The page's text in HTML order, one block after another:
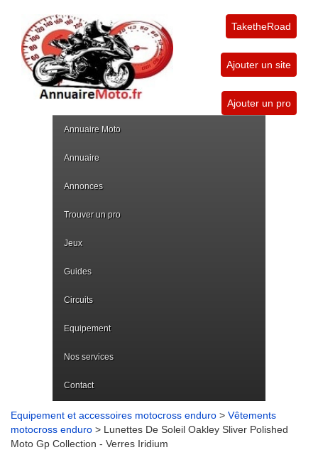
TaketheRoad
Ajouter un site
Ajouter un pro
Annuaire Moto
Annuaire
Annonces
Trouver un pro
Jeux
Guides
Circuits
Equipement
Nos services
Contact
Equipement et accessoires motocross enduro > Vêtements
motocross enduro > Lunettes De Soleil Oakley Sliver Polished
Moto Gp Collection - Verres Iridium